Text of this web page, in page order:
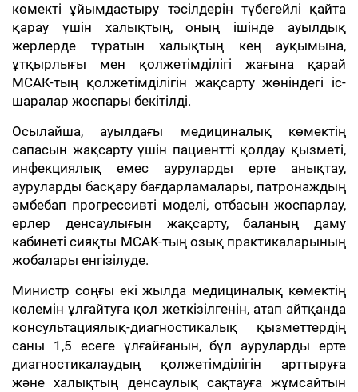
көмекті ұйымдастыру тәсілдерін түбегейлі қайта
қарау үшін халықтың, оның ішінде ауылдық
жерлерде тұратын халықтың кең ауқымына,
ұтқырлығы мен қолжетімділігі жағына қарай
МСАК-тың қолжетімділігін жақсарту жөніндегі іс-
шаралар жоспары бекітілді.
Осылайша, ауылдағы медициналық көмектің
сапасын жақсарту үшін пациентті қолдау қызметі,
инфекциялық емес ауруларды ерте анықтау,
ауруларды басқару бағдарламалары, патронаждың
әмбебап прогрессивті моделі, отбасын жоспарлау,
ерлер денсаулығын жақсарту, баланың даму
кабинеті сияқты МСАК-тың озық практикаларының
жобалары енгізілуде.
Министр соңғы екі жылда медициналық көмектің
көлемін ұлғайтуға қол жеткізілгенін, атап айтқанда
консультациялық-диагностикалық қызметтердің
саны 1,5 есеге ұлғайғанын, бұл ауруларды ерте
диагностикалаудың қолжетімділігін арттыруға
және халықтың денсаулық сақтауға жұмсайтын